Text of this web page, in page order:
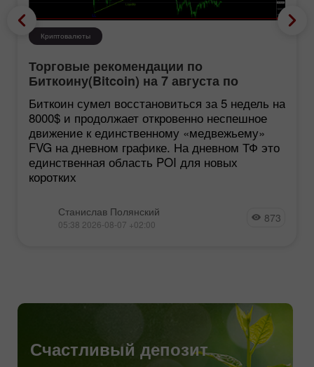
Криптовалюты
Торговые рекомендации по
Биткоину(Bitcoin) на 7 августа по
системе ICT
Биткоин сумел восстановиться за 5 недель на
8000$ и продолжает откровенно неспешное
движение к единственному «медвежьему»
FVG на дневном графике. На дневном ТФ это
единственная область POI для новых
коротких
Станислав Полянский
05:38 2026-08-07 +02:00 873
Счастливый депозит